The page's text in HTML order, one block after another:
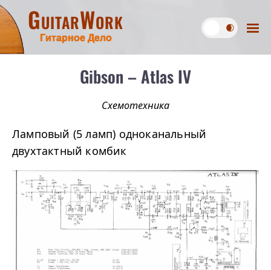
GuitarWork
Гитарное Дело
Gibson – Atlas IV
Схемотехника
Ламповый (5 ламп) одноканальный
двухтактный комбик